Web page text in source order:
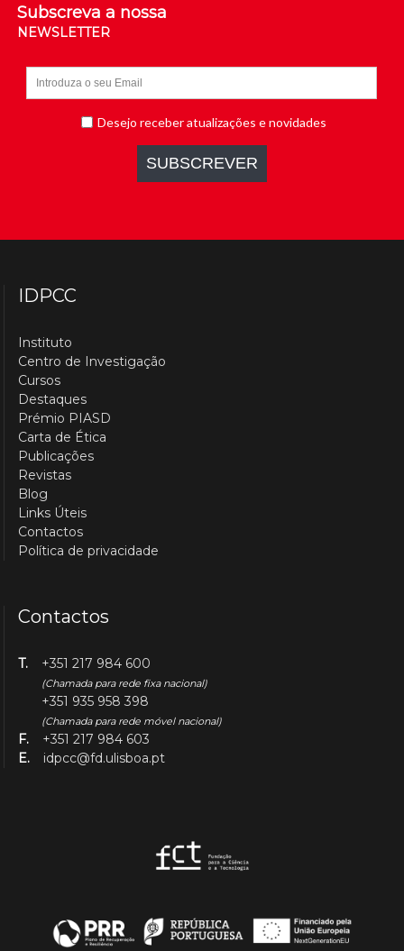
Subscreva a nossa
NEWSLETTER
IDPCC
Instituto
Centro de Investigação
Cursos
Destaques
Prémio PIASD
Carta de Ética
Publicações
Revistas
Blog
Links Úteis
Contactos
Política de privacidade
Contactos
T. +351 217 984 600
(Chamada para rede fixa nacional)
+351 935 958 398
(Chamada para rede móvel nacional)
F.
+351 217 984 603
E.
idpcc@fd.ulisboa.pt